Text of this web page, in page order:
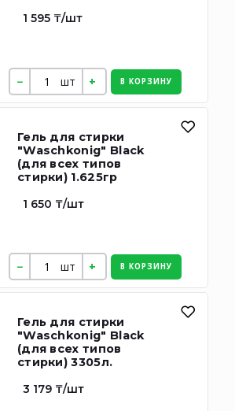
1 595 ₸/шт
шт В КОРЗИНУ
Гель для стирки
"Waschkonig" Black
(для всех типов
стирки) 1.625гр
1 650 ₸/шт
шт В КОРЗИНУ
Гель для стирки
"Waschkonig" Black
(для всех типов
стирки) 3305л.
3 179 ₸/шт